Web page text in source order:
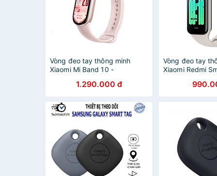
Vòng đeo tay thông minh
Xiaomi Mi Band 10 -
1.290.000 đ
Vòng đeo tay
Xiaomi Redmi